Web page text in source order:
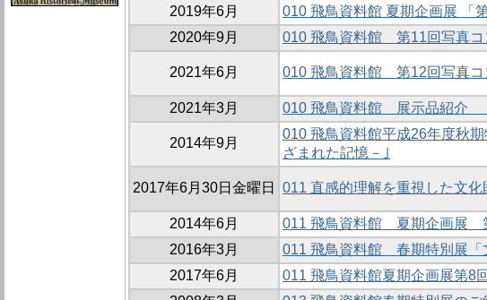
2019年6月
010 飛鳥資料館 夏期企画展 「
2020年9月
010 飛鳥資料館 第11回写真コ
2021年6月 010 飛鳥資料館 第12回写真
2021年3月
010 飛鳥資料館 展示品紹介
2014年9月
010 飛鳥資料館平成26年度秋
ざまれた記憶－｣
2017年6月30日金曜日 011 直感的理解を重視した文
2014年6月
011 飛鳥資料館 夏期企画展
2016年3月
011 飛鳥資料館 春期特別展「
2017年6月
011 飛鳥資料館夏期企画展第8